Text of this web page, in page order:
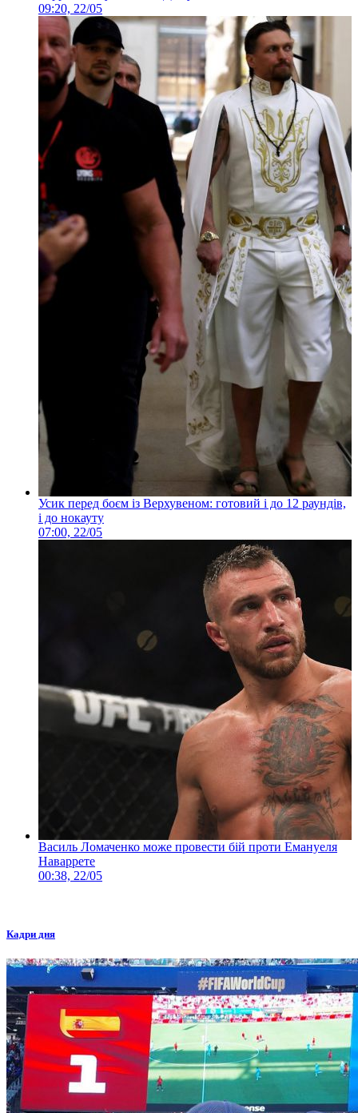
09:20, 22/05
Усик перед боєм із Верхувеном: готовий і до 12 раундів,
і до нокауту
07:00, 22/05
Василь Ломаченко може провести бій проти Емануеля
Наваррете
00:38, 22/05
Кадри дня